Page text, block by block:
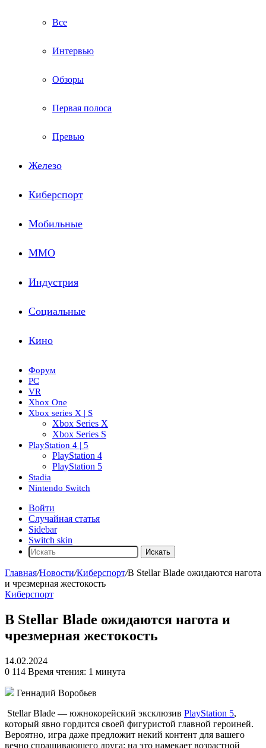
Все
Интервью
Обзоры
Первая полоса
Превью
Железо
Киберспорт
Мобильные
ММО
Индустрия
Социальные
Кино
Форум
PC
VR
Xbox One
Xbox series X | S
Xbox Series X
Xbox Series S
PlayStation 4 | 5
PlayStation 4
PlayStation 5
Stadia
Nintendo Switch
Войти
Случайная статья
Sidebar
Switch skin
Искать
Главная/Новости/Киберспорт/В Stellar Blade ожидаются нагота
и чрезмерная жестокость
Киберспорт
В Stellar Blade ожидаются нагота и
чрезмерная жестокость
14.02.2024
0 114 Время чтения: 1 минута
Геннадий Воробьев
Stellar Blade — южнокорейский эксклюзив PlayStation 5,
который явно гордится своей фигуристой главной героиней.
Вероятно, игра даже предложит некий контент для вашего
вечно спрашивающего друга: на это намекает возрастной